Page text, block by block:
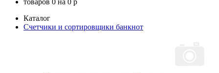
товаров 0 на 0 p
Каталог
Счетчики и сортировщики банкнот